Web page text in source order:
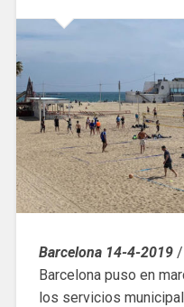
Barcelona 14-4-2019
Barcelona puso en
los servicios